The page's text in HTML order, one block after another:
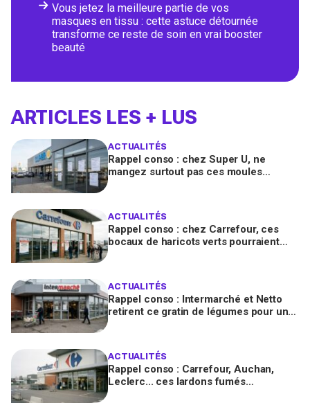
Vous jetez la meilleure partie de vos
masques en tissu : cette astuce détournée
transforme ce reste de soin en vrai booster
beauté
ARTICLES LES + LUS
ACTUALITÉS
Rappel conso : chez Super U, ne
mangez surtout pas ces moules
ACTUALITÉS
Rappel conso : chez Carrefour, ces
bocaux de haricots verts pourraient
ACTUALITÉS
Rappel conso : Intermarché et Netto
retirent ce gratin de légumes pour un
ACTUALITÉS
Rappel conso : Carrefour, Auchan,
Leclerc... ces lardons fumés